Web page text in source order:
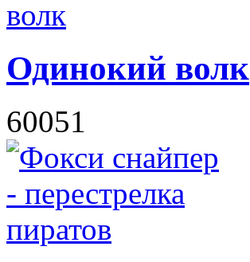
Одинокий волк
60051